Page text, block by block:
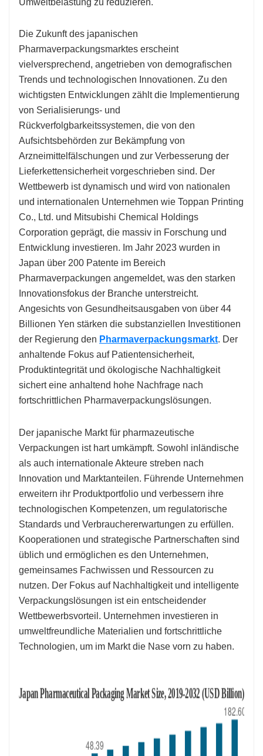
Die Zukunft des japanischen
Pharmaverpackungsmarktes erscheint
vielversprechend, angetrieben von demografischen
Trends und technologischen Innovationen. Zu den
wichtigsten Entwicklungen zählt die Implementierung
von Serialisierungs- und
Rückverfolgbarkeitssystemen, die von den
Aufsichtsbehörden zur Bekämpfung von
Arzneimittelfälschungen und zur Verbesserung der
Lieferkettensicherheit vorgeschrieben sind. Der
Wettbewerb ist dynamisch und wird von nationalen
und internationalen Unternehmen wie Toppan Printing
Co., Ltd. und Mitsubishi Chemical Holdings
Corporation geprägt, die massiv in Forschung und
Entwicklung investieren. Im Jahr 2023 wurden in
Japan über 200 Patente im Bereich
Pharmaverpackungen angemeldet, was den starken
Innovationsfokus der Branche unterstreicht.
Angesichts von Gesundheitsausgaben von über 44
Billionen Yen stärken die substanziellen Investitionen
der Regierung den Pharmaverpackungsmarkt. Der
anhaltende Fokus auf Patientensicherheit,
Produktintegrität und ökologische Nachhaltigkeit
sichert eine anhaltend hohe Nachfrage nach
fortschrittlichen Pharmaverpackungslösungen.
Der japanische Markt für pharmazeutische
Verpackungen ist hart umkämpft. Sowohl inländische
als auch internationale Akteure streben nach
Innovation und Marktanteilen. Führende Unternehmen
erweitern ihr Produktportfolio und verbessern ihre
technologischen Kompetenzen, um regulatorische
Standards und Verbrauchererwartungen zu erfüllen.
Kooperationen und strategische Partnerschaften sind
üblich und ermöglichen es den Unternehmen,
gemeinsames Fachwissen und Ressourcen zu
nutzen. Der Fokus auf Nachhaltigkeit und intelligente
Verpackungslösungen ist ein entscheidender
Wettbewerbsvorteil. Unternehmen investieren in
umweltfreundliche Materialien und fortschrittliche
Technologien, um im Markt die Nase vorn zu haben.